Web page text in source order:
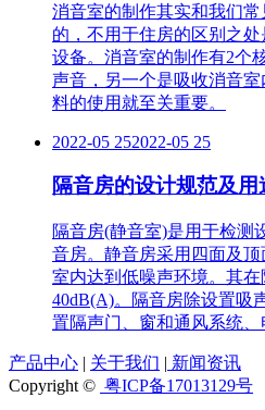
消音室的制作其实和我们
的，不用于住房的区别之
设备。消音室的制作有2个
声音，另一个是吸收消音
料的使用就至关重要。
2022-05 252022-05 25
隔音房的设计规范及用
隔音房(静音室)是用于检测
音房。静音房采用四面及
室内达到低噪声环境。其
40dB(A)。隔音房除设置吸
置隔声门、窗和通风系统、
产品中心 | 关于我们 | 新闻资讯
Copyright © 粤ICP备17013129号